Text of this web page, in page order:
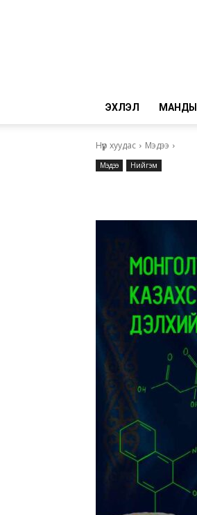
ЭХЛЭЛ
Нүүр хуудас Мэдээ
Мэдээ Нийгэм